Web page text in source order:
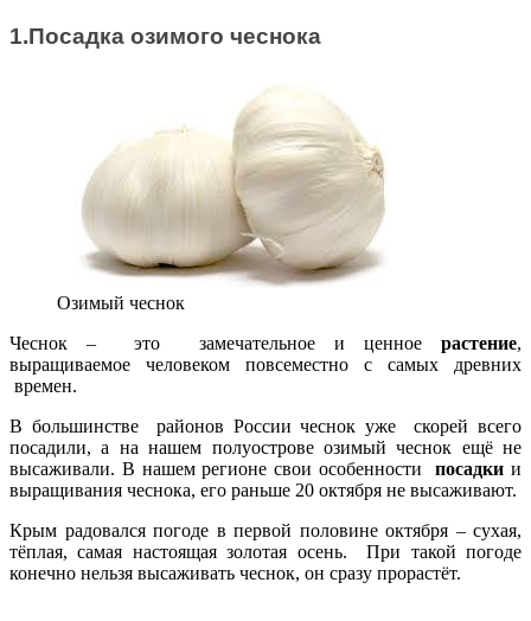
1.Посадка озимого чеснока
Озимый чеснок
Чеснок – это замечательное и ценное растение,
выращиваемое человеком повсеместно с самых древних
времен.
В большинстве районов России чеснок уже скорей всего
посадили, а на нашем полуострове озимый чеснок ещё не
высаживали. В нашем регионе свои особенностипосадки и
выращивания чеснока, его раньше 20 октября не высаживают.
Крым радовался погоде в первой половине октября – сухая,
тёплая, самая настоящая золотая осень. При такой погоде
конечно нельзя высаживать чеснок, он сразу прорастёт.